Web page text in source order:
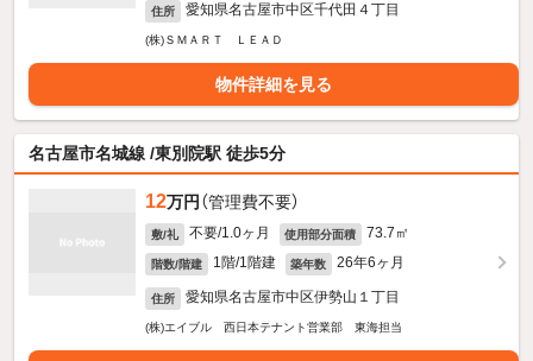
住所 愛知県名古屋市中区千代田４丁目
(株)ＳＭＡＲＴ ＬＥＡＤ
物件詳細を見る
名古屋市名城線 /東別院駅 徒歩5分
12万円 （管理費不要）
敷/礼 不要/1.0ヶ月 使用部分面積 73.7㎡
階数/階建 1階/1階建 築年数 26年6ヶ月
住所 愛知県名古屋市中区伊勢山１丁目
(株)エイブル 西日本テナント営業部 東海担当